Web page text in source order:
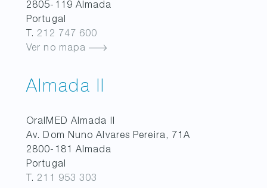
2805-119 Almada
Portugal
T. 212 747 600
Ver no mapa
Almada II
OralMED Almada II
Av. Dom Nuno Alvares Pereira, 71A
2800-181 Almada
Portugal
T. 211 953 303